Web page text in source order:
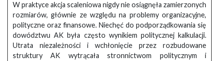
W praktyce akcja scaleniowa nigdy nie osiągnęła zamierzonych
rozmiarów, głównie ze względu na problemy organizacyjne,
polityczne oraz finansowe. Niechęć do podporządkowania się
dowództwu AK była często wynikiem politycznej kalkulacji.
Utrata niezależności i wchłonięcie przez rozbudowane
struktury AK wytrącała stronnictwom politycznym i